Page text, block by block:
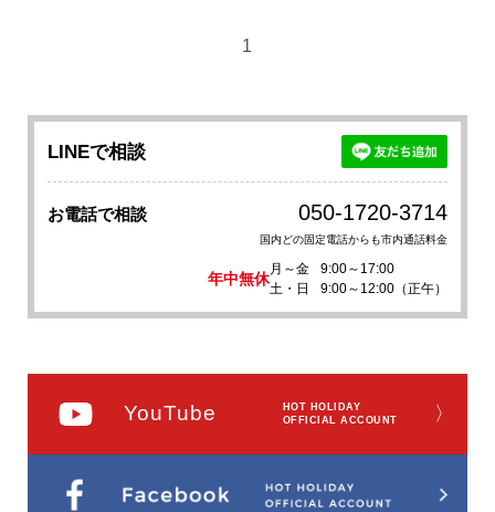
1
LINEで相談
お電話で相談 050-1720-3714
国内どの固定電話からも市内通話料金
年中無休
月～金
9:00～17:00
土・日
9:00～12:00（正午）
YouTube
HOT HOLIDAY
OFFICIAL ACCOUNT
〉